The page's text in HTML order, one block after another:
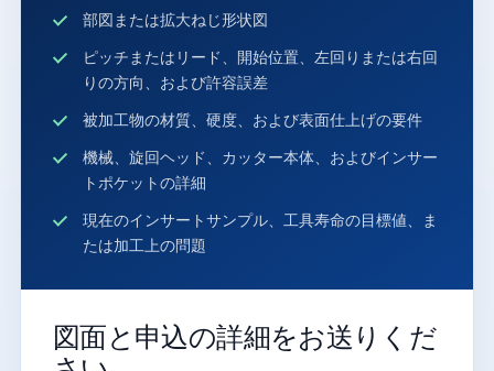
部図または拡大ねじ形状図
ピッチまたはリード、開始位置、左回りまたは右回
りの方向、および許容誤差
被加工物の材質、硬度、および表面仕上げの要件
機械、旋回ヘッド、カッター本体、およびインサー
トポケットの詳細
現在のインサートサンプル、工具寿命の目標値、ま
たは加工上の問題
図面と申込の詳細をお送りくだ
Chinese
Korean